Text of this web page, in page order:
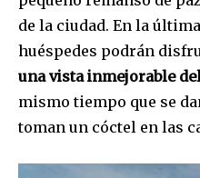
de la ciudad. En la
huéspedes podrán
una vista inmejorable
mismo tiempo que se
toman un cóctel en las